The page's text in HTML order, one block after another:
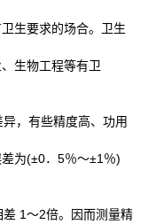
生要求的场合。卫生
生物工程等有卫
，有些精度高、功用
为(±0．5％～±1％)
1～2倍。因而测量精